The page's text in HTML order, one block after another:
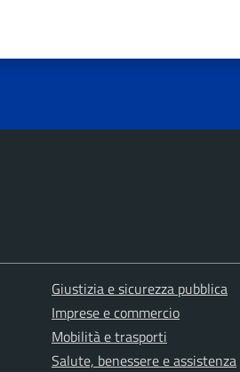
Giustizia e sicurezza pubblica
Imprese e commercio
Mobilità e trasporti
Salute, benessere e assistenza